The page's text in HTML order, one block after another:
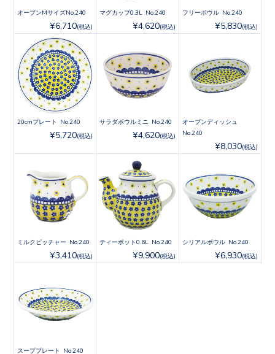
オーブンMサイズNo.240
¥6,710(税込)
マグカップ0.3L No.240
¥4,620(税込)
フリーボウル No.240
¥5,830(税込)
20cmプレート No.240
¥5,720(税込)
サラダボウルミニ No.240
¥4,620(税込)
オーブンディッシュ
No.240
¥8,030(税込)
ミルクピッチャー No.240
¥3,410(税込)
ティーポット0.6L No.240
¥9,900(税込)
シリアルボウル No.240
¥6,930(税込)
スーププレート No.240